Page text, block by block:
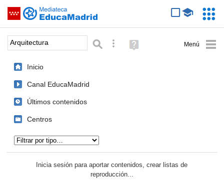
Saltar navegación
Palabra o frase: Búsqueda avanzada
Ayuda
(en
Inicio
Canal EducaMadrid
Últimos contenidos
Centros
Inicia sesión para aportar contenidos, crear listas de
reproducción...